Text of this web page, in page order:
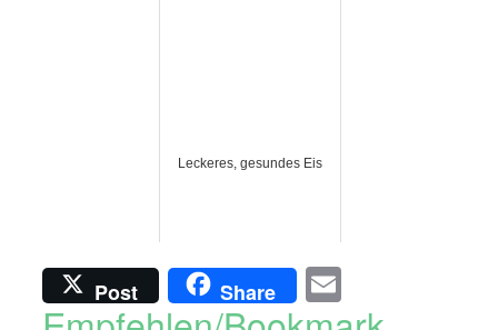
Leckeres, gesundes Eis
Post Share